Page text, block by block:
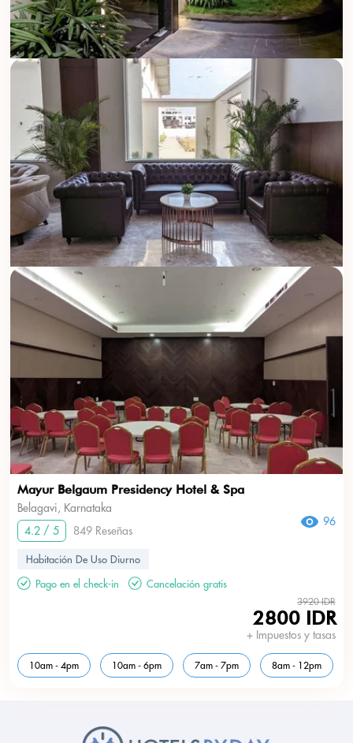
Mayur Belgaum Presidency Hotel & Spa
Belagavi, Karnataka
4.2 / 5
849 Reseñas
96
Habitación De Uso Diurno
Pago en el check-in
Cancelación gratis
3920 IDR
2800 IDR
+ Impuestos y tasas
10am - 4pm 10am - 6pm 7am - 7pm 8am - 12pm